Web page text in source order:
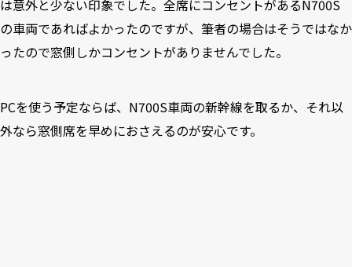
は意外と少ない印象でした。全席にコンセントがあるN700S
の車両であればよかったのですが、筆者の場合はそうではなか
ったので窓側しかコンセントがありませんでした。
PCを使う予定ならば、N700S車両の新幹線を取るか、それ以
外なら窓側席を早めにおさえるのが安心です。